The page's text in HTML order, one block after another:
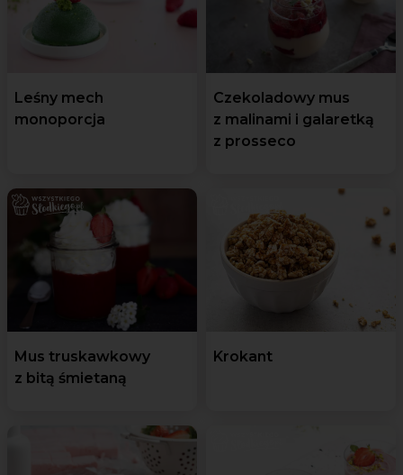
Leśny mech
monoporcja
Czekoladowy mus
z malinami i galaretką
z prosseco
Mus truskawkowy
z bitą śmietaną
Krokant